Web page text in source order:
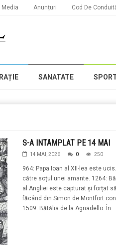
Media Anunțuri Cod De
SANATATE
S-A INTAMPLAT PE 14 MAI
14 MAI, 2026 0 250
964: Papa Ioan al XII-lea este
către soțul unei amante. 1264:
al Angliei este capturat și forțat
făcând din Simon de Montfort
1509: Bătălia de la Agnadello: În